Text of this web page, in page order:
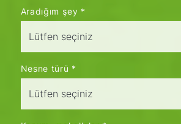
Aradığım şey *
Nesne türü *